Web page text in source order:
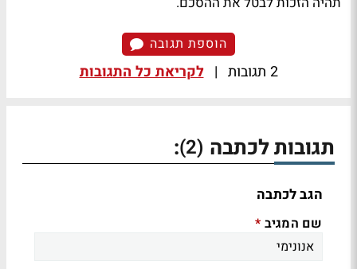
הוספת תגובה
2 תגובות | לקריאת כל התגובות
תגובות לכתבה (2)
:
הגב לכתבה
שם המגיב *